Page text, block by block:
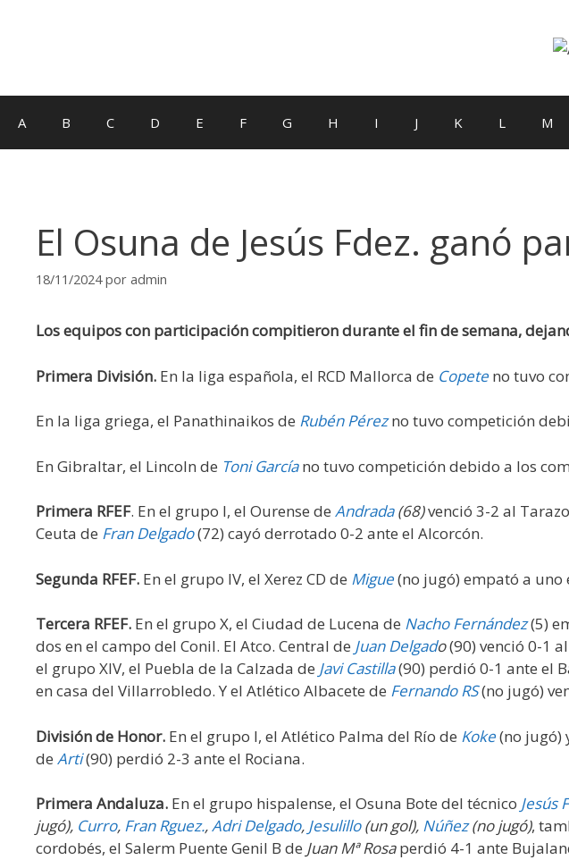
A B C D E F G H I J K L M
El Osuna de Jesús Fdez. ganó
18/11/2024 por admin
Los equipos con participación compitieron durante el fin de semana,
Primera División. En la liga española, el RCD Mallorca de Copete no tuvo
En la liga griega, el Panathinaikos de Rubén Pérezno tuvo competición
En Gibraltar, el Lincoln de Toni Garcíano tuvo competición debido a los
Primera RFEF. En el grupo I, el Ourense de Andrada(68)venció 3-2 al
Ceuta de Fran Delgado(72) cayó derrotado 0-2 ante el Alcorcón.
Segunda RFEF. En el grupo IV, el Xerez CD de Migue(no jugó) empató a uno
Tercera RFEF. En el grupo X, el Ciudad de Lucena de Nacho Fernández(5)
dos en el campo del Conil. El Atco. Central de Juan Delgado(90) venció 0-1
el grupo XIV, el Puebla de la Calzada de Javi Castilla(90) perdió 0-1 ante el
en casa del Villarrobledo. Y el Atlético Albacete de Fernando RS(no jugó)
División de Honor. En el grupo I, el Atlético Palma del Río de Koke(no jugó)
de Arti(90) perdió 2-3 ante el Rociana.
Primera Andaluza. En el grupo hispalense, el Osuna Bote del técnico Jesús
jugó), Curro, Fran Rguez.,Adri Delgado, Jesulillo(un gol), Núñez(no jugó),
cordobés, el Salerm Puente Genil B de Juan Mª Rosaperdió 4-1 ante